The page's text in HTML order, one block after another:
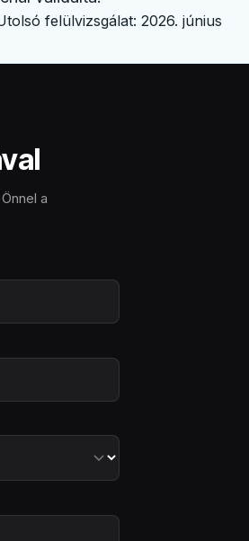
felülvizsgálat: 2026. június
a